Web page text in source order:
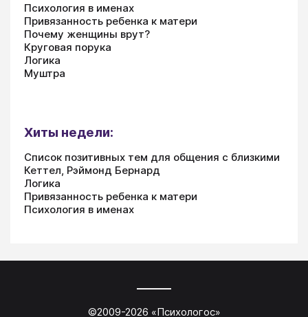
Психология в именах
Привязанность ребенка к матери
Почему женщины врут?
Круговая порука
Логика
Муштра
Хиты недели:
Список позитивных тем для общения с близкими
Кеттел, Рэймонд Бернард
Логика
Привязанность ребенка к матери
Психология в именах
©2009-2026 «Психологос»